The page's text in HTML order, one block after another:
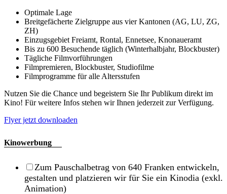
Optimale Lage
Breitgefächerte Zielgruppe aus vier Kantonen (AG, LU, ZG,
ZH)
Einzugsgebiet Freiamt, Rontal, Ennetsee, Knonaueramt
Bis zu 600 Besuchende täglich (Winterhalbjahr, Blockbuster)
Tägliche Filmvorführungen
Filmpremieren, Blockbuster, Studiofilme
Filmprogramme für alle Altersstufen
Nutzen Sie die Chance und begeistern Sie Ihr Publikum direkt im
Kino! Für weitere Infos stehen wir Ihnen jederzeit zur Verfügung.
Flyer jetzt downloaden
Kinowerbung
Zum Pauschalbetrag von 640 Franken entwickeln,
gestalten und platzieren wir für Sie ein Kinodia (exkl.
Animation)